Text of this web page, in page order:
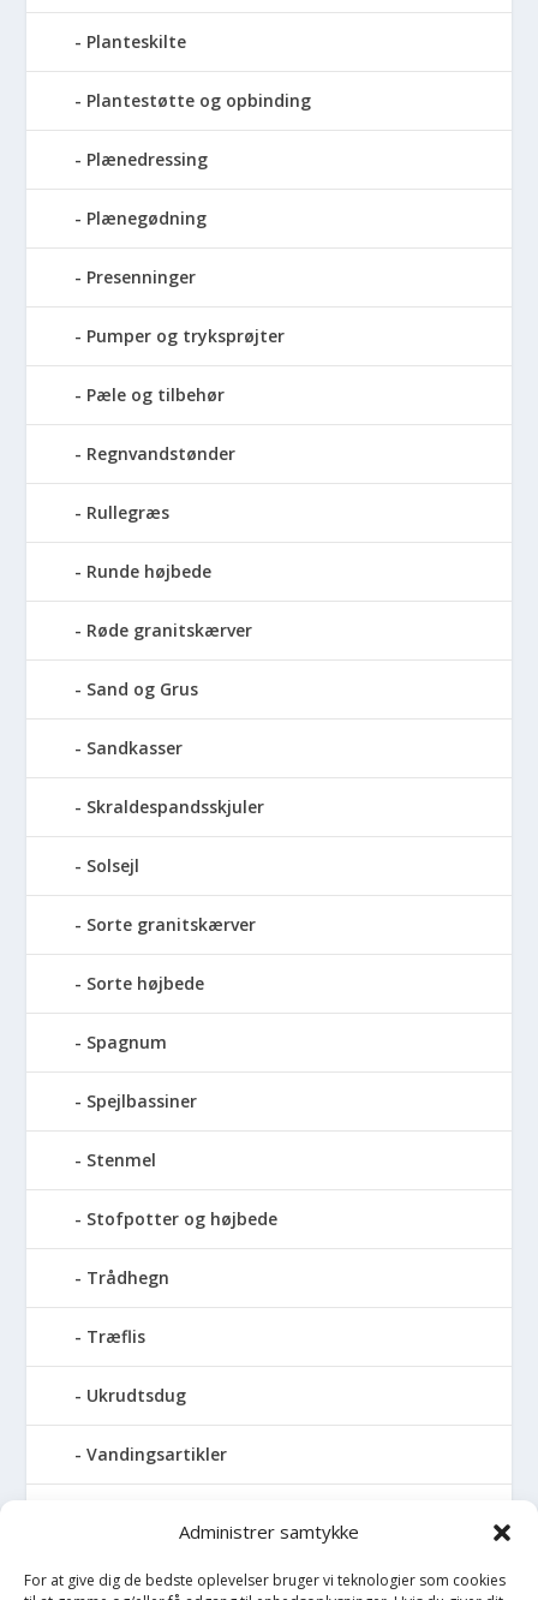
Administrer samtykke
For at give dig de bedste oplevelser bruger vi teknologier som cookies
Planteskilte
Plantestøtte og opbinding
Plænedressing
Plænegødning
Presenninger
Pumper og tryksprøjter
Pæle og tilbehør
Regnvandstønder
Rullegræs
Runde højbede
Røde granitskærver
Sand og Grus
Sandkasser
Skraldespandsskjuler
Solsejl
Sorte granitskærver
Sorte højbede
Spagnum
Spejlbassiner
Stenmel
Stofpotter og højbede
Trådhegn
Træflis
Ukrudtsdug
Vandingsartikler
Vildthegn